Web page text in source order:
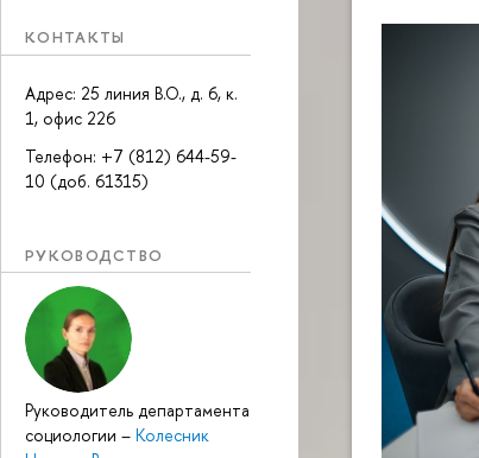
КОНТАКТЫ
Адрес: 25 линия В.О., д. 6, к.
1, офис 226
Телефон: +7 (812) 644-59-
10 (доб. 61315)
РУКОВОДСТВО
Руководитель департамента
социологии – Колесник